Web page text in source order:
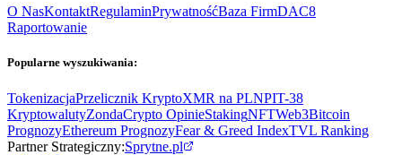
O NasKontaktRegulaminPrywatnośćBaza FirmDAC8
Raportowanie
Popularne wyszukiwania:
TokenizacjaPrzelicznik KryptoXMR na PLNPIT-38
KryptowalutyZondaCrypto OpinieStakingNFTWeb3Bitcoin
PrognozyEthereum PrognozyFear & Greed IndexTVL Ranking
Partner Strategiczny:Sprytne.pl